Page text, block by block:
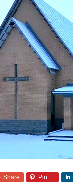
Share Pin